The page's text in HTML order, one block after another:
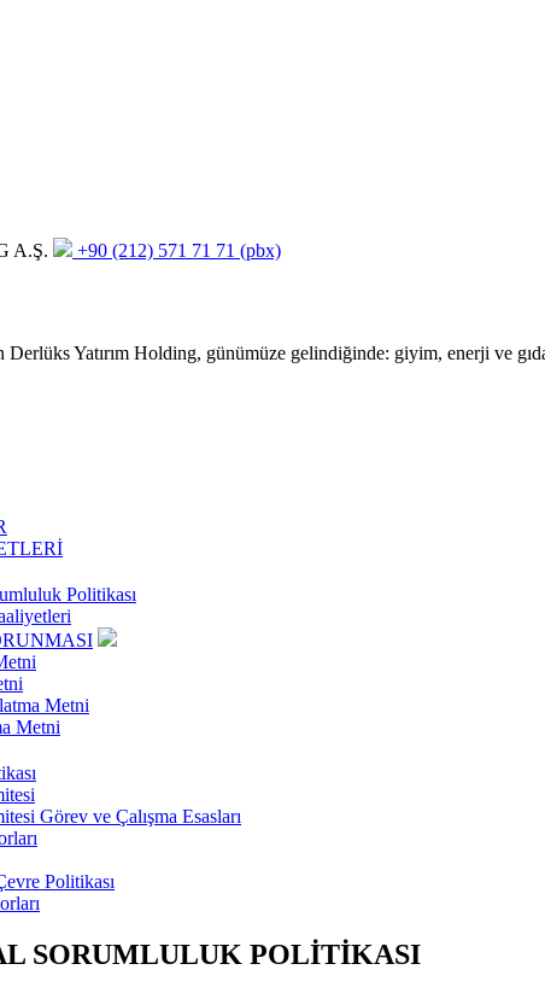
A.Ş.
+90 (212) 571 71 71 (pbx)
Derlüks Yatırım Holding, günümüze gelindiğinde: giyim, enerji ve
Politikası
Metni
Metni
Görev ve Çalışma Esasları
Politikası
SORUMLULUK POLİTİKASI